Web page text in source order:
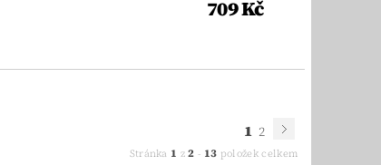
709 Kč
1 2
Stránka 1 z2 - 13 položek celkem